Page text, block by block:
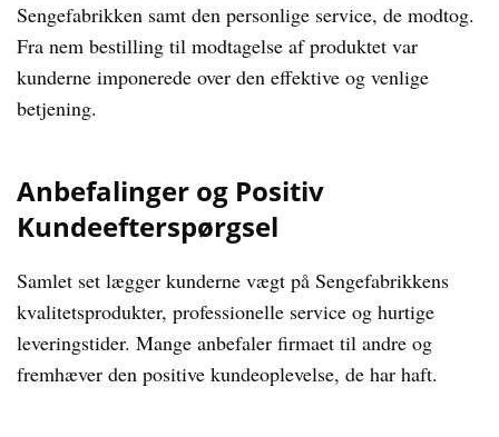
Sengefabrikken samt den personlige service, de modtog.
Fra nem bestilling til modtagelse af produktet var
kunderne imponerede over den effektive og venlige
betjening.
Anbefalinger og Positiv
Kundeefterspørgsel
Samlet set lægger kunderne vægt på Sengefabrikkens
kvalitetsprodukter, professionelle service og hurtige
leveringstider. Mange anbefaler firmaet til andre og
fremhæver den positive kundeoplevelse, de har haft.